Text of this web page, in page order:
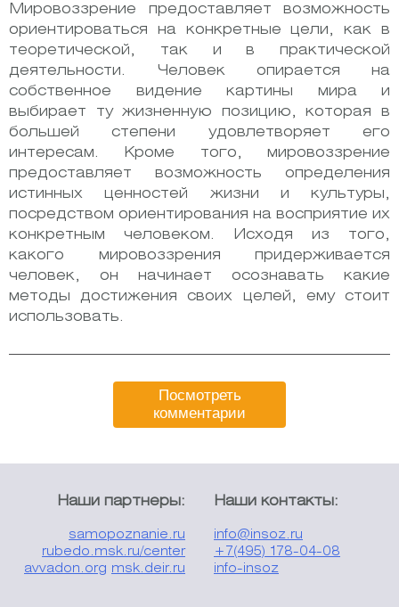
Мировоззрение предоставляет возможность
ориентироваться на конкретные цели, как в
теоретической, так и в практической
деятельности. Человек опирается на
собственное видение картины мира и
выбирает ту жизненную позицию, которая в
большей степени удовлетворяет его
интересам. Кроме того, мировоззрение
предоставляет возможность определения
истинных ценностей жизни и культуры,
посредством ориентирования на восприятие их
конкретным человеком. Исходя из того,
какого мировоззрения придерживается
человек, он начинает осознавать какие
методы достижения своих целей, ему стоит
использовать.
Посмотреть
комментарии
Наши партнеры:
samopoznanie.ru
rubedo.msk.ru/center
avvadon.org msk.deir.ru
Наши контакты:
info@insoz.ru
+7(495) 178-04-08
info-insoz